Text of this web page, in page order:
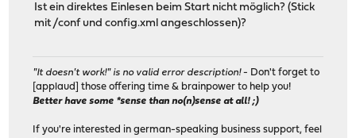
Ist ein direktes Einlesen beim Start nicht möglich? (Stick
mit /conf und config.xml angeschlossen)?
"It doesn't work!" is no valid error description!- Don't forget to
[applaud] those offering time & brainpower to help you!
Better have some *sense than no(n)sense at all! ;)
If you're interested in german-speaking business support, feel